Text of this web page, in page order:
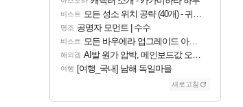
비스트 모든 성소 위치 공략 (40개) - 귀환한 영혼 도전과제
명조 공명자 모먼트 | 수수
비스트 모든 바우에라 업그레이드 아이템 획득 위치 공략 (89개)
해외겜 AI발 원가 압박, 메인보드값 오르나
여행 [여행_국내] 남해 독일마을
새로고침